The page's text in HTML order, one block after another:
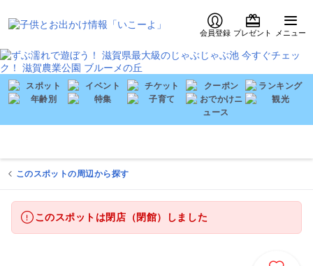
会員登録 プレゼント メニュー
このスポットの周辺から探す
このスポットは閉店（閉館）しました